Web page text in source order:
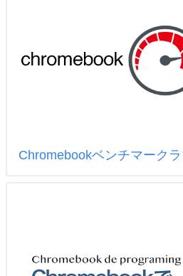
Chromebookベンチマーク